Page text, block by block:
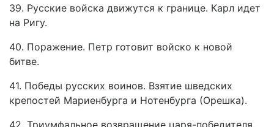
39. Русские войска движутся к границе. Карл идет
на Ригу.
40. Поражение. Петр готовит войско к новой
битве.
41. Победы русских воинов. Взятие шведских
крепостей Мариенбурга и Нотенбурга (Орешка).
42. Триумфальное возвращение царя-победителя.